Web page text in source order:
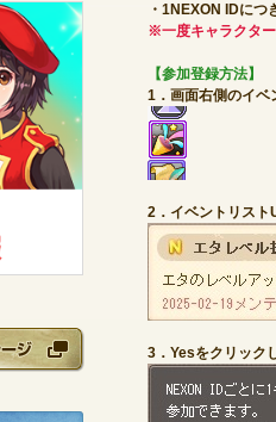
・1NEXON IDに
※一度キャラクタ
【参加登録方法】
1．画面右側のイベ
2．イベントリスト
3．Yesをクリック